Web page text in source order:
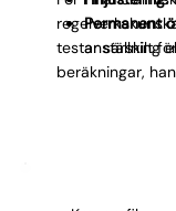
Permanent
anställning
testar särskilt
beräkningar,